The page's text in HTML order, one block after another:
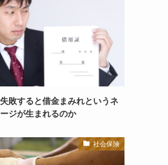
敗すると借金まみれというネ
ジが生まれるのか
社会保険